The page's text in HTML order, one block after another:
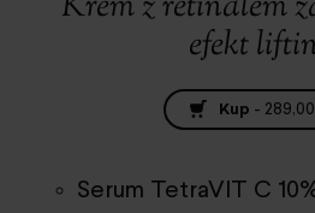
efekt
Kup -
Serum TetraVIT C